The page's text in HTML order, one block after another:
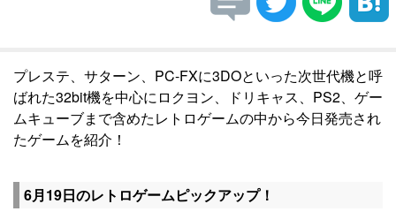
プレステ、サターン、PC-FXに3DOといった次世代機と呼
ばれた32bit機を中心にロクヨン、ドリキャス、PS2、ゲー
ムキューブまで含めたレトロゲームの中から今日発売され
たゲームを紹介！
6月19日のレトロゲームピックアップ！